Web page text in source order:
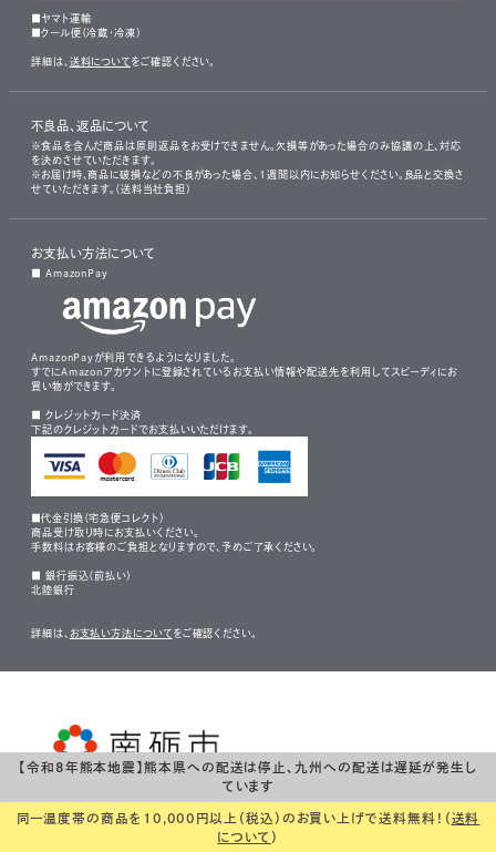
【令和8年熊本地震】熊本県への配送は停止、九州への配送は遅延が発生し
ています
同一温度帯の商品を10,000円以上（税込）のお買い上げで送料無料！（送料
について ）
■ヤマト運輸
■クール便（冷蔵・冷凍）
詳細は、 送料について をご確認ください。
不良品、返品について
※食品を含んだ商品は原則返品をお受けできません。欠損等があった場合のみ協議の上、対応
を決めさせていただきます。
※お届け時、商品に破損などの不良があった場合、1週間以内にお知らせください。良品と交換さ
せていただきます。（送料当社負担）
お支払い方法について
■ AmazonPay
AmazonPayが利用できるようになりました。
すでにAmazonアカウントに登録されているお支払い情報や配送先を利用してスピーディにお
買い物ができます。
■ クレジットカード決済
下記のクレジットカードでお支払いいただけます。
■代金引換（宅急便コレクト）
商品受け取り時にお支払いください。
手数料はお客様のご負担となりますので、予めご了承ください。
■ 銀行振込（前払い）
北陸銀行
詳細は、 お支払い方法について をご確認ください。